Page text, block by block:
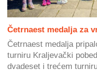
Četrnaest medalja za
Četrnaest medalja
turniru Kraljevački
dvadeset i trećem